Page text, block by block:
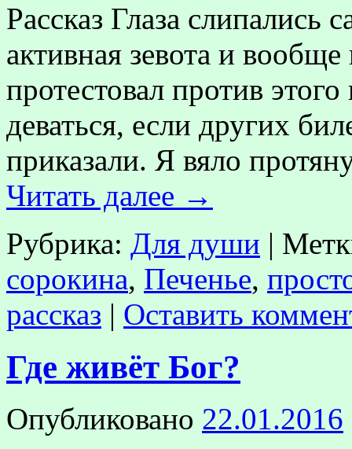
Рассказ Глаза
активная зевота и
протестовал против
деваться, если других
приказали. Я вяло
Читать далее →
Рубрика: Для души |
сорокина, Печенье,
рассказ | Оставить
Где живёт Бог?
Опубликовано 22.01.2016